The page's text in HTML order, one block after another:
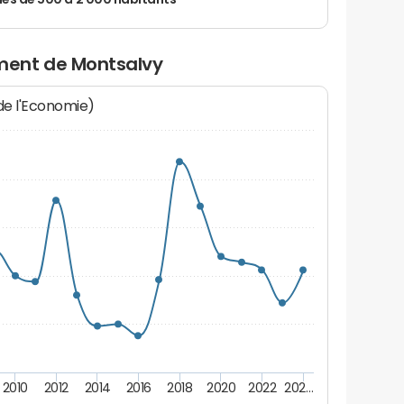
de Montsalvy
l'Economie)
2010 2012 2014 2016 2018 2020 2022 202…